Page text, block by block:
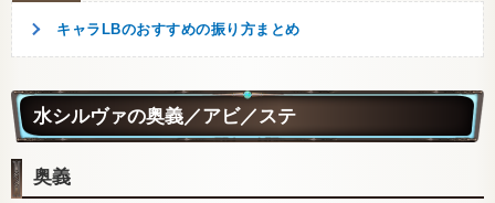
キャラLBのおすすめの振り方まとめ
水シルヴァの奥義／アビ／ステ
奥義